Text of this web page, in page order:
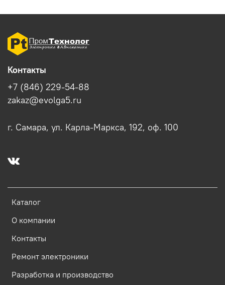
Каталог
О компании
Контакты
Ремонт электроники
Разработка и производство
Контакты
+7 (846) 229-54-88
zakaz@evolga5.ru
г. Самара, ул. Карла-Маркса, 192, оф. 100